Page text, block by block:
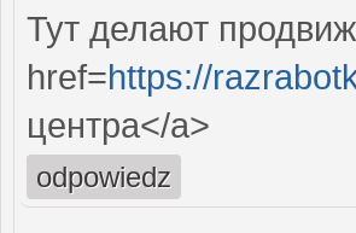
Тут делают
href=https://
центра</a>
odpowiedz